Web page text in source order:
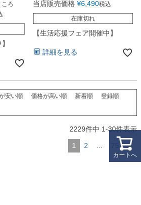
ころ 当店販売価格 ¥6,490税込
在庫切れ
【生活応援フェア開催中】
詳細を見る
安い順 価格が高い順 新着順
登録順
2229件中 1-30件表示
1 2
カートへ